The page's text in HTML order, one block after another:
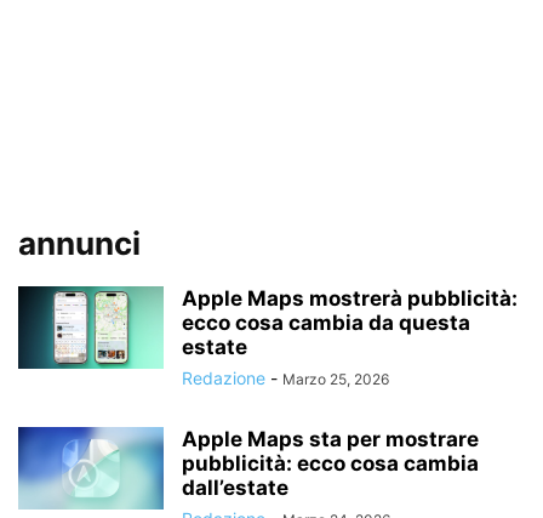
annunci
Apple Maps mostrerà pubblicità:
ecco cosa cambia da questa
estate
Redazione - Marzo 25, 2026
Apple Maps sta per mostrare
pubblicità: ecco cosa cambia
dall’estate